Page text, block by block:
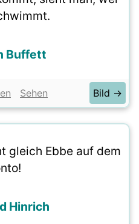
Buffett
Sehen Bild →
gleich Ebbe auf dem
Hinrich